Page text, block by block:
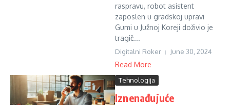
raspravu, robot asistent
zaposlen u gradskoj upravi
Gumi u Južnoj Koreji doživio je
tragič...
Digitalni Roker June 30, 2024
Read More
Tehnologija
Iznenađujuće